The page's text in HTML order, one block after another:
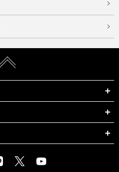
InstagramLINE X